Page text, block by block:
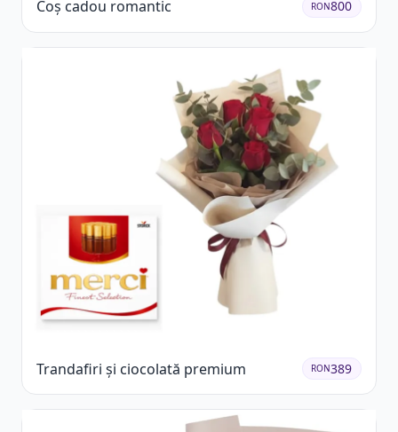
Coș cadou romantic RON800
Trandafiri și ciocolată premium RON389